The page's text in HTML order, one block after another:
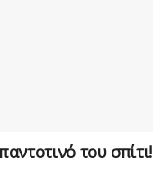
του σπίτι!